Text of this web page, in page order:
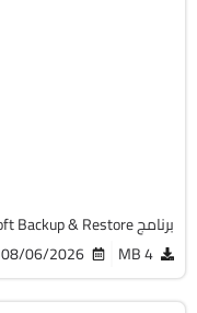
برنامج Hekasoft Backup & Restore | للنسخ الاحتياطي
4 MB
08/06/2026